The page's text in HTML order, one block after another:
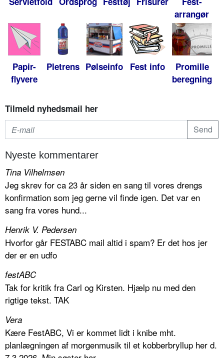
arrangør
Papir-
flyvere
Pletrens Pølseinfo Fest info
Promille
beregning
Tilmeld nyhedsmail her
Nyeste kommentarer
Tina Vilhelmsen
Jeg skrev for ca 23 år siden en sang til vores drengs
konfirmation som jeg gerne vil finde igen. Det var en
sang fra vores hund...
Henrik V. Pedersen
Hvorfor går FESTABC mail altid i spam? Er det hos jer
der er en udfo
festABC
Tak for kritik fra Carl og Kirsten. Hjælp nu med den
rigtige tekst. TAK
Vera
Kære FestABC, Vi er kommet lidt i knibe mht.
planlægningen af morgenmusik til et kobberbryllup her d.